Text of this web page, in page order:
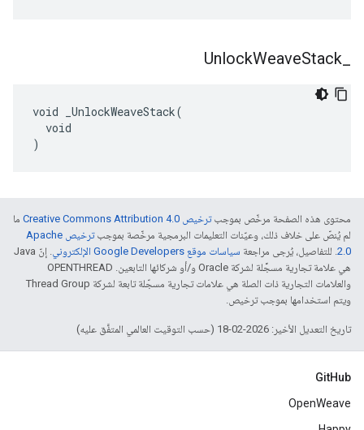
UnlockWeaveStack
void _UnlockWeaveStack(
  void
)
محتوى هذه الصفحة مرخّص بموجبترخيص Creative Commons Attribution 4.0‏
ما
لم يُنصّ على خلاف ذلك، وعيّنات التعليمات البرمجية مرخّصة بموجب
ترخيص Apache
2.0‏. للتفاصيل، يُرجى مراجعة سياسات موقع Google Developers الإلكتروني
. إنّ Java
هي علامة تجارية مسجَّلة لشركة Oracle و/أو شركائها التابعين. ‫OPENTHREAD
والعلامات التجارية ذات الصلة هي علامات تجارية مسجّلة تابعة لشركة Thread Group
ويتم استخدامها بموجب ترخيص.
تاريخ التعديل الأخير: 2026-02-18 (حسب التوقيت العالمي المتفَّق عليه)
GitHub
OpenWeave